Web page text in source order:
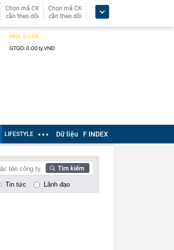
Chọn mã CK
cần theo dõi
Chọn mã CK
cần theo dõi
LIFESTYLE Dữ liệu F INDEX
Tin tức Lãnh đạo